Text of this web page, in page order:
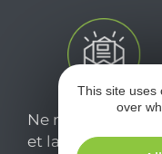
Ne manquez
et laissez-vous
This site uses
over